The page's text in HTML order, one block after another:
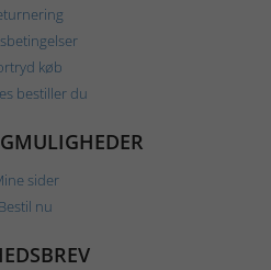
køb
bestiller du
sider
Bestil nu